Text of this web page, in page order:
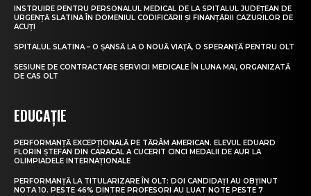
INSTRUIRE PENTRU PERSONALUL MEDICAL DE LA SPITALUL JUDEȚEAN DE
URGENȚĂ SLATINA ÎN DOMENIUL CODIFICĂRII ȘI FINANȚĂRII CAZURILOR DE
ACUȚI
SPITALUL SLATINA – O ȘANSĂ LA O NOUĂ VIAȚĂ, O SPERANȚĂ PENTRU OLT
SESIUNE DE CONTRACTARE SERVICII MEDICALE ÎN LUNA MAI, ORGANIZATĂ
DE CAS OLT
EDUCAȚIE
PERFORMANȚĂ EXCEPȚIONALĂ PE TĂRÂM AMERICAN. ELEVUL EDUARD
FLORIN ȘTEFAN DIN CARACAL A CUCERIT CINCI MEDALII DE AUR LA
OLIMPIADELE INTERNAȚIONALE
PERFORMANȚĂ LA TITULARIZARE ÎN OLT: DOI CANDIDAȚI AU OBȚINUT
NOTA 10. PESTE 46% DINTRE PROFESORI AU LUAT NOTE PESTE 7